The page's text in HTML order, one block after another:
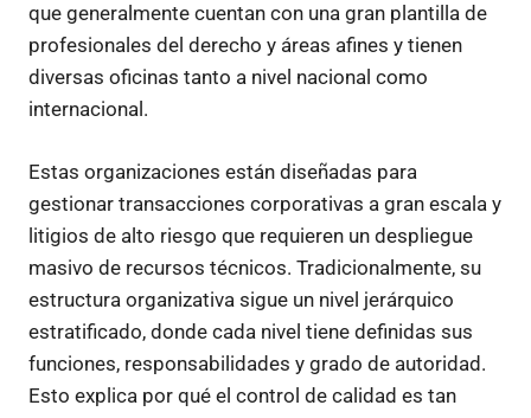
que generalmente cuentan con una gran plantilla de
profesionales del derecho y áreas afines y tienen
diversas oficinas tanto a nivel nacional como
internacional.
Estas organizaciones están diseñadas para
gestionar transacciones corporativas a gran escala y
litigios de alto riesgo que requieren un despliegue
masivo de recursos técnicos. Tradicionalmente, su
estructura organizativa sigue un nivel jerárquico
estratificado, donde cada nivel tiene definidas sus
funciones, responsabilidades y grado de autoridad.
Esto explica por qué el control de calidad es tan